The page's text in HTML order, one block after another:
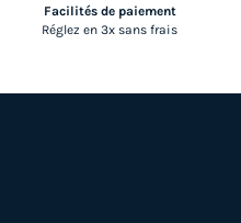
Facilités de paiement
Réglez en 3x sans frais